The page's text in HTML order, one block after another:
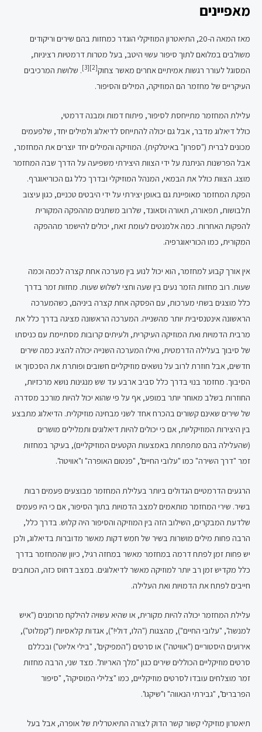
מאפיינים
מאז המאה ה-20, התיאטרון המוזיקלי הוגדר כמחזות בהם שירים וריקודים
משולבים במלואם לתוך סיפור עשוי היטב, בעל מטרות דרמטיות רציניות,
המסוגל לעורר רגשות אמיתיים אחרים מאשר צחוק[2]
[3]
. שלושת המרכיבים
העיקריים של מחזמר הם המוזיקה, המילים והסיפור.
עלילת המחזמר מתייחסת לסיפור, פיתוח דמות ומבנה דרמטי,
כולל דיאלוג מדבר, אבל גם יכולה להתייחס לדיאלוג ולמילים יחד, שלפעמים
מכונים לברית ("ספרון" באיטלקית). המוזיקה והמילים יחד יוצרים את המחזמר,
אבל הפרשנות הניתנת על ידי הצוות היצירתי משפיעה על הדרך שבה המחזמר
מוצג. הצוות כולל את הבמאי, המנהל המוזיקלי ובדרך כלל גם הכוריאוגרף.
הפקת המחזמר מאופיינת גם באופן יצירתי על ידי היבטים טכניים, כגון עיצוב
תלבושות, תפאורה, תאורה וסאונד, שלרוב משתנים מההפקה המקורית
להפקות האחרות. כמה אלמנטים לעומת זאת, יכולים להישמר מההפקה
המקורית, כמו הכוריאוגרפיה.
אין אורך קבוע למחזמר, הוא יכול לנוע בין מערכה אחת קצרה לכמה וכמה
שעות. רוב מחזות הזמר נעים בין שעה וחצי לשלוש שעות. מחזות זמר בדרך
כלל מוצגים בשתי מערכות, עם הפסקה אחת קצרה ביניהם, כשהמערכה
הראשונה אינטנסיבית יותר מהשנייה. המערכה הראשונה מציגה בדרך כלל את
מרבית הדמויות ואת המוזיקה העיקרית, ולעיתים קרובות מסתיימת עם כניסתו
של סיבוך בעלילה הדרמטית, ואילו המערכה השנייה יכולה להציג כמה שירים
חדשים, אבל חוזרת לרוב על נושאים מוזיקליים חשובים ופותרת את הסכסוך או
הסיבוך. מחזמר בנוי בדרך כלל סביב ארבע עד שש מנגינות נושא מרכזיות,
החוזרות בשלב מאוחר יותר במופע, אף על פי שהוא יכול להיות מורכב מסדרה
של שירים שאינם קשורים בהכרח אחד לשני מבחינה מוזיקלית. הדיאלוג מתבצע
בין היצירות המוזיקליות, אם כי יכולים להיות דיאלוגים ותמלילים מושרים
(שהעלילה בהם מתפתחת באמצעות הקטעים המוזיקליים), בעיקר במחזות
זמר "דרך השירה" כמו "עלובי החיים", "פנטום האופרה" ו"אוויטה".
הרגעים הדרמטיים הגדולים ביותר בעלילת המחזמר מבוצעים פעמים רבות
בשיר. שירי המחזמר מותאמים למצב הדמויות בתוך הסיפור, אם כי היו פעמים
שלדעת המבקרים, השילוב הזה בין המוזיקה והסיפור היה קלוש. בדרך כלל,
הרבה פחות מילים מושרות בשיר של חמש דקות מאשר מדוברות בדיאלוג, ולכן
יש פחות זמן לפתח דרמה במחזמר מאשר במחזה רגיל, כיוון שהמחזמר בדרך
כלל מקדיש זמן רב יותר למוזיקה מאשר לדיאלוגים. במצב דחוס כזה, הכותבים
חייבים לפתח את הדמויות ואת העלילה.
עלילת המחזמר יכולה להיות מקורית, או שהיא עשויה להילקח מרומנים ("איש
למנשה", "עלובי החיים"), מהצגות ("הלו, דולי!"), אגדות קלאסיות ("קמלוט"),
אירועים היסטוריים ("אוויטה") או סרטים ("המפיקים", "בילי אליוט") ובכללם
סרטים מוזיקליים הכוללים שירים כגון "מלך האריות". מצד שני, הרבה מחזות
זמר מוצלחים עובדו לסרטים מוזיקליים, כמו "צלילי המוסיקה", "סיפור
הפרברים", "גבירתי הנאווה" ו"שיקגו".
תיאטרון מוזיקלי קשור קשר הדוק לצורה התיאטרלית של אופרה, אבל בעל